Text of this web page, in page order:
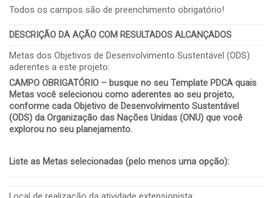
Todos os campos são de preenchimento obrigatório!
DESCRIÇÃO DA AÇÃO COM RESULTADOS ALCANÇADOS
Metas dos Objetivos de Desenvolvimento Sustentável (ODS)
aderentes a este projeto:
CAMPO OBRIGATÓRIO – busque no seu Template PDCA quais
Metas você selecionou como aderentes ao seu projeto,
conforme cada Objetivo de Desenvolvimento Sustentável
(ODS) da Organização das Nações Unidas (ONU) que você
explorou no seu planejamento.
Liste as Metas selecionadas (pelo menos uma opção):